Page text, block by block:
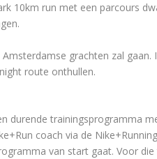
10km run met een parcours
grachten zal gaan.
route onthullen.
durende trainingsprogramma
coach via de
van start gaat. Voor